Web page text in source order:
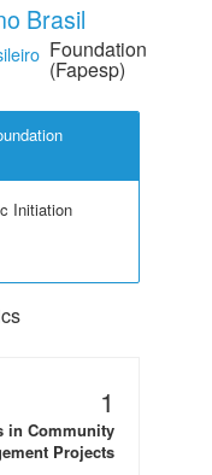
Brasil
Foundation
(Fapesp)
Initiation
1
in Community
Projects